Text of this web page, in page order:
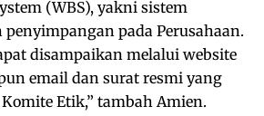
(WBS), yakni sistem
penyimpangan pada Perusahaan.
disampaikan melalui website
email dan surat resmi yang
Etik,” tambah Amien.